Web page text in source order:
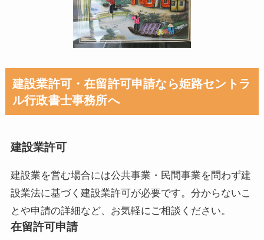
建設業許可・在留許可申請なら姫路セントラ
ル行政書士事務所へ
建設業許可
建設業を営む場合には公共事業・民間事業を問わず建
設業法に基づく建設業許可が必要です。分からないこ
とや申請の詳細など、お気軽にご相談ください。
在留許可申請